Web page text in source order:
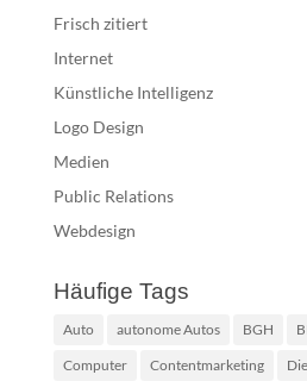
Frisch zitiert
Internet
Künstliche Intelligenz
Logo Design
Medien
Public Relations
Webdesign
Häufige Tags
Auto autonome Autos BGH
Computer
Contentmarketing